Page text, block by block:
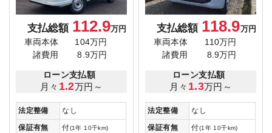
支払総額 112.9万円
車両本体
104万円
諸費用
8.9万円
ローン支払額
月々 1.2万円～
法定整備
なし
保証有無
付(1年 10千km)
支払総額 118.9万円
車両本体
110万円
諸費用
8.9万円
ローン支払額
月々 1.3万円～
法定整備
なし
保証有無
付(1年 10千km)